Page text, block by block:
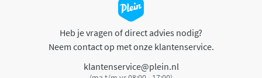
Heb je vragen of direct advies nodig?
Neem contact op met onze klantenservice.
klantenservice@plein.nl